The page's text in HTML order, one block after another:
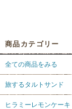
商品カテゴリー
全ての商品をみる
旅するタルトサンド
ヒラミーレモンケーキ